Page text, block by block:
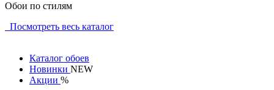
Обои по стилям
Посмотреть весь каталог
Каталог обоев
Новинки NEW
Акции %